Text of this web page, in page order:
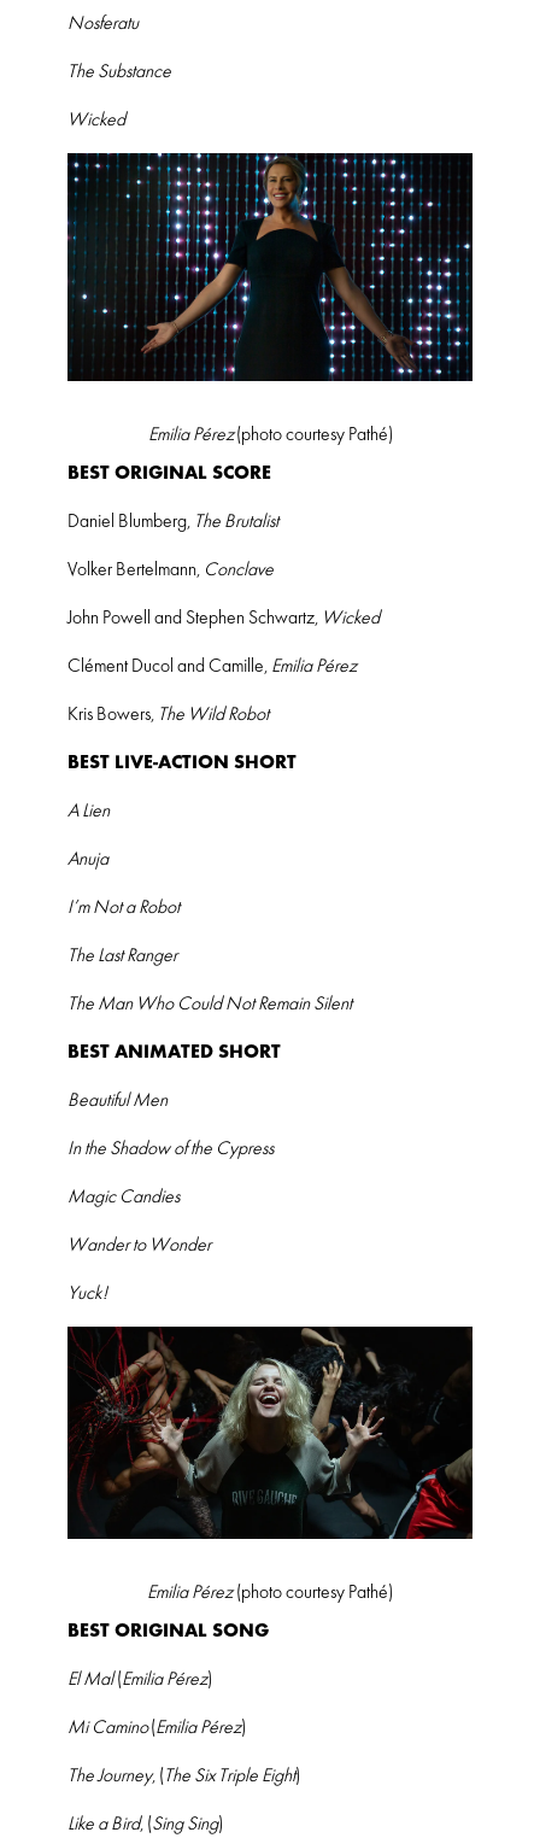
Nosferatu
The Substance
Wicked
Emilia Pérez(photo courtesy Pathé)
BEST ORIGINAL SCORE
Daniel Blumberg, The Brutalist
Volker Bertelmann, Conclave
John Powell and Stephen Schwartz, Wicked
Clément Ducol and Camille, Emilia Pérez
Kris Bowers, The Wild Robot
BEST LIVE-ACTION SHORT
A Lien
Anuja
I’m Not a Robot
The Last Ranger
The Man Who Could Not Remain Silent
BEST ANIMATED SHORT
Beautiful Men
In the Shadow of the Cypress
Magic Candies
Wander to Wonder
Yuck!
Emilia Pérez(photo courtesy Pathé)
BEST ORIGINAL SONG
El Mal(Emilia Pérez)
Mi Camino(Emilia Pérez)
The Journey, (The Six Triple Eight)
Like a Bird, (Sing Sing)